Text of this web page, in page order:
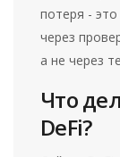
потеря -
через
а не через
Что
DeFi?